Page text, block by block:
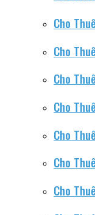
Cho
Cho
Cho
Cho
Cho
Cho
Cho